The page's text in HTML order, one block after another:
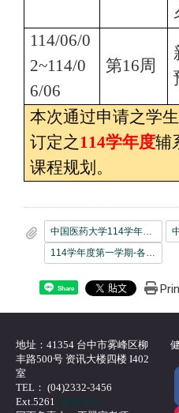
114/06/0
2~114/0
6/06
第16周
本次通过申请之学
订定之114学年度辅
课程规划。
中国医药大学114学年度第1学期开放_本校_或_亚洲大学_学生申请_辅系_双主修_注意事项.pdf
114学年度第一学期-各系开放_本校_或_中医大_学生申请_辅系_双主修_缴交资料与修习科目学分规定.pdf
Share
地址：41354 台中市雾峰区柳
丰路500号 资讯大楼四楼 I402
室
TEL： (04)2332-3456
Ext.5261联络我们